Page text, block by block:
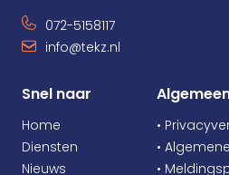
072-5158117
info@tekz.nl
Snel naar
Home
Diensten
Nieuws
•
•
•